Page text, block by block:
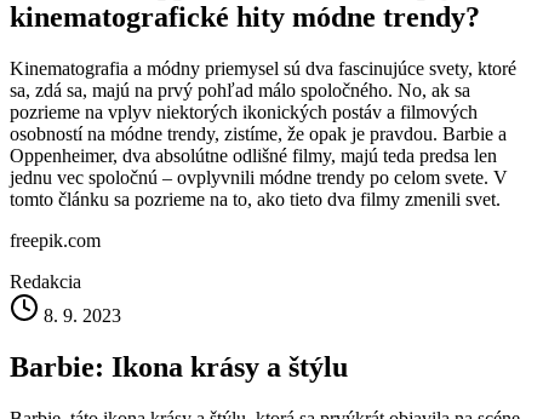
kinematografické hity módne trendy?
Kinematografia a módny priemysel sú dva fascinujúce svety, ktoré
sa, zdá sa, majú na prvý pohľad málo spoločného. No, ak sa
pozrieme na vplyv niektorých ikonických postáv a filmových
osobností na módne trendy, zistíme, že opak je pravdou. Barbie a
Oppenheimer, dva absolútne odlišné filmy, majú teda predsa len
jednu vec spoločnú – ovplyvnili módne trendy po celom svete. V
tomto článku sa pozrieme na to, ako tieto dva filmy zmenili svet.
freepik.com
Redakcia
8. 9. 2023
Barbie: Ikona krásy a štýlu